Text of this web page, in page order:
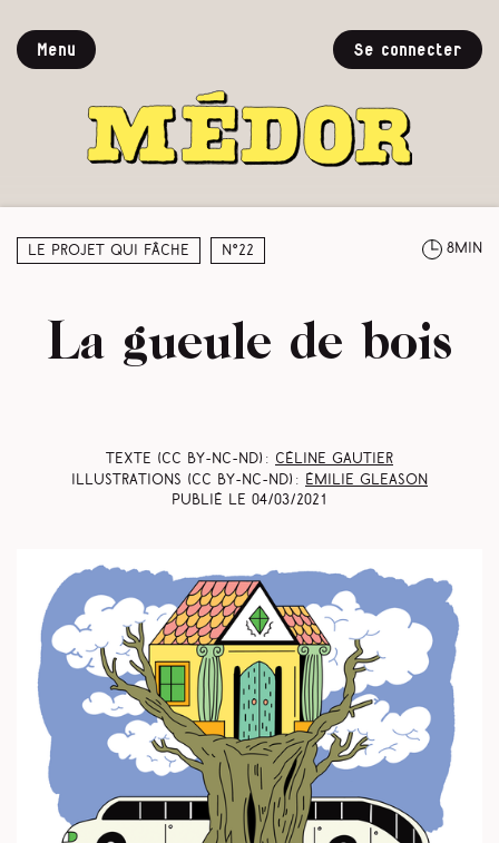
Menu Se connecter
Le projet qui fâche N°22 8min
La gueule de bois
Texte (CC BY-NC-ND) : Céline Gautier
Illustrations (CC BY-NC-ND) :
Émilie Gleason
Publié le 04/03/2021